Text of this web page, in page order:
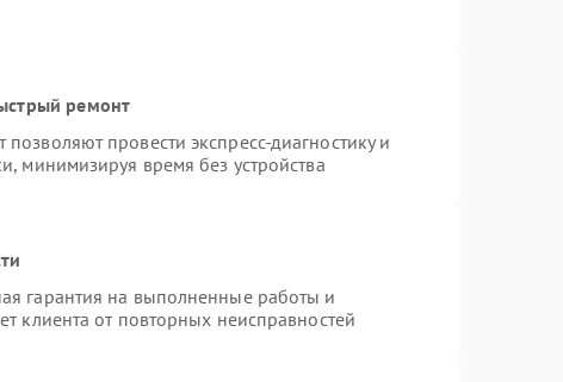
ремонт
провести экспресс-диагностику и
минимизируя время без устройства
гарантия на выполненные работы и
клиента от повторных неисправностей